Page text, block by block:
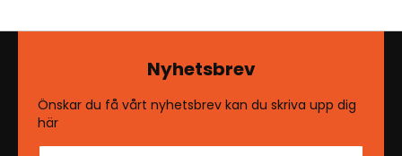
Nyhetsbrev
Önskar du få vårt nyhetsbrev kan du skriva upp dig
här